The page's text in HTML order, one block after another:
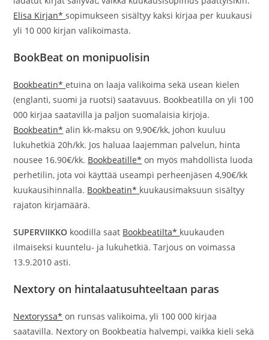
Elisa Kirjan* sopimukseen sisältyy kaksi kirjaa per kuukausi
yli 10 000 kirjan valikoimasta.
BookBeat on monipuolisin
Bookbeatin*etuina on laaja valikoima sekä usean kielen
(englanti, suomi ja ruotsi) saatavuus. Bookbeatilla on yli 100
000 kirjaa saatavilla ja paljon suomalaisia kirjoja.
Bookbeatin* alin kk-maksu on 9,90€/kk, johon kuuluu
lukuhetkiä 20h/kk. Jos haluaa laajemman palvelun, hinta
nousee 16.90€/kk. Bookbeatille* on myös mahdollista luoda
perhetilin, jota voi käyttää useampi perheenjäsen 4,90€/kk
kuukausihinnalla. Bookbeatin* kuukausimaksuun sisältyy
rajaton kirjamäärä.
SUPERVIIKKO koodilla saat Bookbeatilta* kuukauden
ilmaiseksi kuuntelu- ja lukuhetkiä. Tarjous on voimassa
13.9.2010 asti.
Nextory on hintalaatusuhteeltaan paras
Nextoryssa* on runsas valikoima, yli 100 000 kirjaa
saatavilla. Nextory on Bookbeatia halvempi, vaikka kieli sekä